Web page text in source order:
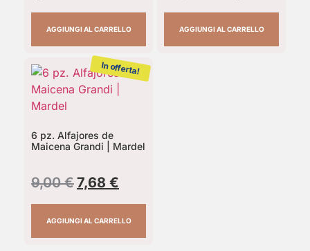
AGGIUNGI AL CARRELLO AGGIUNGI AL CARRELLO
In offerta!
6 pz. Alfajores de
Maicena Grandi | Mardel
9,00€7,68 €
AGGIUNGI AL CARRELLO